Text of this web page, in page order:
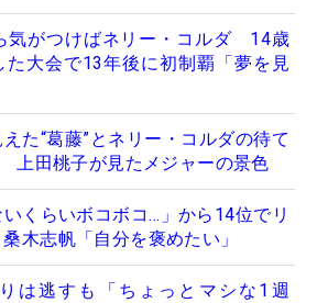
気がつけばネリー・コルダ 14歳
た大会で13年後に初制覇「夢を見
た“葛藤”とネリー・コルダの待て
上田桃子が見たメジャーの景色
いくらいボコボコ…」から14位でリ
木志帆「自分を褒めたい」
は逃すも「ちょっとマシな1週